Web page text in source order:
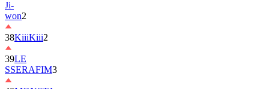
38KiiiKiii
39LE
SSERAFIM
40MONSTA
X